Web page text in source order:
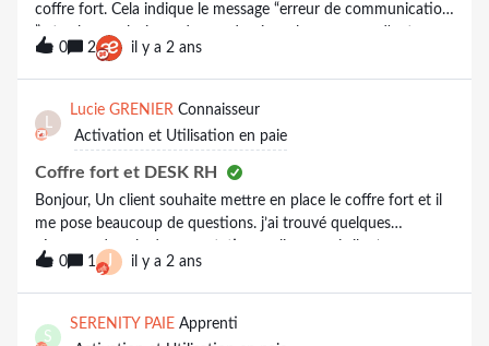
coffre fort. Cela indique le message “erreur de communication
” et cela sur plusieurs de nos dossiers alors que sur d'autres
nous n'avons pas de problème. Avez vous rencontré le même
problème ?Malgré nos demandes de tickets pas de réponse de
SILAE.
0 2 il y a 2 ans
L
Lucie GRENIER Connaisseur
Activation et Utilisation en paie
Coffre fort et DESK RH
Bonjour, Un client souhaite mettre en place le coffre fort et il
me pose beaucoup de questions. j’ai trouvé quelques
réponses dans la documentation en ligne, mais il m’en
reste!Pouvez vous m’aider?si le client prend le coffre il me
demande si ensuite il peut résilier à tout moment? le salarié a
un coffre, mais l’employeur a t il lui aussi accès à un coffre fort
avec tous les bulletins de tous ses salariés? si oui, quelle est la
0 1 J il y a 2 ans
S
SERENITY PAIE Apprenti